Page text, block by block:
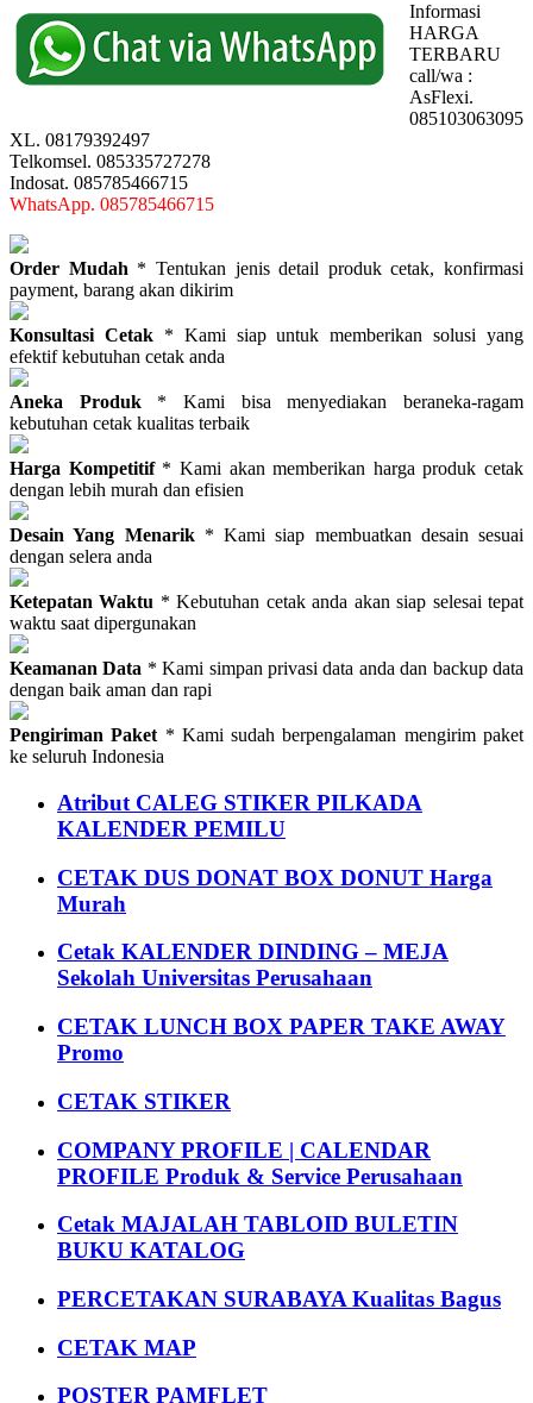
Informasi
HARGA
TERBARU
call/wa :
AsFlexi.
085103063095
XL. 08179392497
Telkomsel. 085335727278
Indosat. 085785466715
WhatsApp. 085785466715
Order Mudah * Tentukan jenis detail produk cetak, konfirmasi
payment, barang akan dikirim
Konsultasi Cetak* Kami siap untuk memberikan solusi yang
efektif kebutuhan cetak anda
Aneka Produk * Kami bisa menyediakan beraneka-ragam
kebutuhan cetak kualitas terbaik
Harga Kompetitif* Kami akan memberikan harga produk cetak
dengan lebih murah dan efisien
Desain Yang Menarik* Kami siap membuatkan desain sesuai
dengan selera anda
Ketepatan Waktu * Kebutuhan cetak anda akan siap selesai tepat
waktu saat dipergunakan
Keamanan Data * Kami simpan privasi data anda dan backup data
dengan baik aman dan rapi
Pengiriman Paket * Kami sudah berpengalaman mengirim paket
ke seluruh Indonesia
Atribut CALEG STIKER PILKADA
KALENDER PEMILU
CETAK DUS DONAT BOX DONUT Harga
Murah
Cetak KALENDER DINDING – MEJA
Sekolah Universitas Perusahaan
CETAK LUNCH BOX PAPER TAKE AWAY
Promo
CETAK STIKER
COMPANY PROFILE | CALENDAR
PROFILE Produk & Service Perusahaan
Cetak MAJALAH TABLOID BULETIN
BUKU KATALOG
PERCETAKAN SURABAYA Kualitas Bagus
CETAK MAP
POSTER PAMFLET